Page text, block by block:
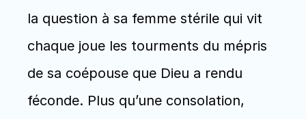
la question à sa femme stérile qui vit
chaque joue les tourments du mépris
de sa coépouse que Dieu a rendu
féconde. Plus qu’une consolation,